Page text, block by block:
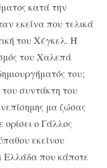
κατά την
εκείνα που τελικά
του Χέγκελ. Ή
του Χαλεπά
του;
συντάκτη του
μα ζώσας
ορίσει ο Γάλλος
εκείνου
Ελλάδα που κάποτε